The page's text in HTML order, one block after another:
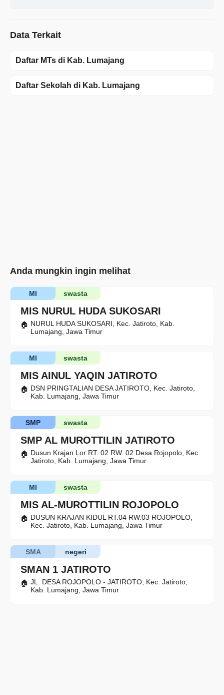
Data Terkait
Daftar MTs di Kab. Lumajang
Daftar Sekolah di Kab. Lumajang
Anda mungkin ingin melihat
MIS NURUL HUDA SUKOSARI
swasta
MI
NURUL HUDA SUKOSARI, Kec. Jatiroto, Kab.
Lumajang, Jawa Timur
MIS AINUL YAQIN JATIROTO
swasta
MI
DSN PRINGTALIAN DESA JATIROTO, Kec. Jatiroto,
Kab. Lumajang, Jawa Timur
SMP AL MUROTTILIN JATIROTO
swasta
SMP
Dusun Krajan Lor RT. 02 RW. 02 Desa Rojopolo, Kec.
Jatiroto, Kab. Lumajang, Jawa Timur
MIS AL-MUROTTILIN ROJOPOLO
swasta
MI
DUSUN KRAJAN KIDUL RT.04 RW.03 ROJOPOLO,
Kec. Jatiroto, Kab. Lumajang, Jawa Timur
SMAN 1 JATIROTO
negeri
SMA
JL. DESA ROJOPOLO - JATIROTO, Kec. Jatiroto,
Kab. Lumajang, Jawa Timur